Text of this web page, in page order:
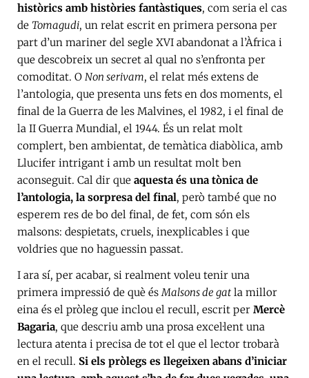
històrics amb històries fantàstiques, com seria el cas
de Tomagudi, un relat escrit en primera persona per
part d’un mariner del segle XVI abandonat a l’Àfrica i
que descobreix un secret al qual no s’enfronta per
comoditat. O Non serivam, el relat més extens de
l’antologia, que presenta uns fets en dos moments, el
final de la Guerra de les Malvines, el 1982, i el final de
la II Guerra Mundial, el 1944. És un relat molt
complert, ben ambientat, de temàtica diabòlica, amb
Llucifer intrigant i amb un resultat molt ben
aconseguit. Cal dir que aquesta és una tònica de
l’antologia, la sorpresa del final, però també que no
esperem res de bo del final, de fet, com són els
malsons: despietats, cruels, inexplicables i que
voldries que no haguessin passat.
I ara sí, per acabar, si realment voleu tenir una
primera impressió de què és Malsons de gat la millor
eina és el pròleg que inclou el recull, escrit per Mercè
Bagaria, que descriu amb una prosa excel·lent una
lectura atenta i precisa de tot el que el lector trobarà
en el recull. Si els pròlegs es llegeixen abans d’iniciar